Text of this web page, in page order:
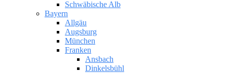
Schwäbische Alb
Bayern
Allgäu
Augsburg
München
Franken
Ansbach
Dinkelsbühl